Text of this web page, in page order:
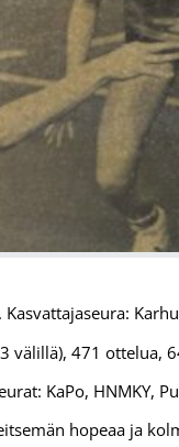
välillä), 471 ottelua,
KaPo, HNMKY,
hopeaa ja